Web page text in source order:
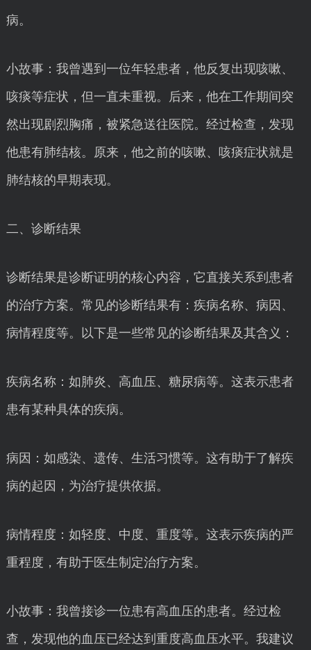
病。
小故事：我曾遇到一位年轻患者，他反复出现咳嗽、
咳痰等症状，但一直未重视。后来，他在工作期间突
然出现剧烈胸痛，被紧急送往医院。经过检查，发现
他患有肺结核。原来，他之前的咳嗽、咳痰症状就是
肺结核的早期表现。
二、诊断结果
诊断结果是诊断证明的核心内容，它直接关系到患者
的治疗方案。常见的诊断结果有：疾病名称、病因、
病情程度等。以下是一些常见的诊断结果及其含义：
疾病名称：如肺炎、高血压、糖尿病等。这表示患者
患有某种具体的疾病。
病因：如感染、遗传、生活习惯等。这有助于了解疾
病的起因，为治疗提供依据。
病情程度：如轻度、中度、重度等。这表示疾病的严
重程度，有助于医生制定治疗方案。
小故事：我曾接诊一位患有高血压的患者。经过检
查，发现他的血压已经达到重度高血压水平。我建议